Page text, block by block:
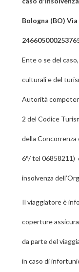
Bologna (BO)
Ente o se del
culturali e del
Autorità
2 del Codice
della Concorrenza
6°/ tel 06858211)
insolvenza
Il viaggiatore è
coperture
da parte del
in caso di